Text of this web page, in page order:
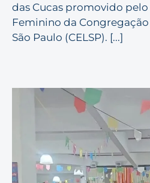
das Cucas promovido
Feminino da
São Paulo (CELSP). [...]